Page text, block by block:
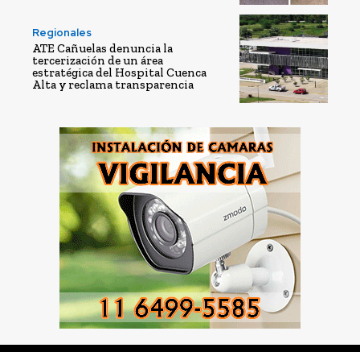
Regionales
ATE Cañuelas denuncia la
tercerización de un área
estratégica del Hospital Cuenca
Alta y reclama transparencia